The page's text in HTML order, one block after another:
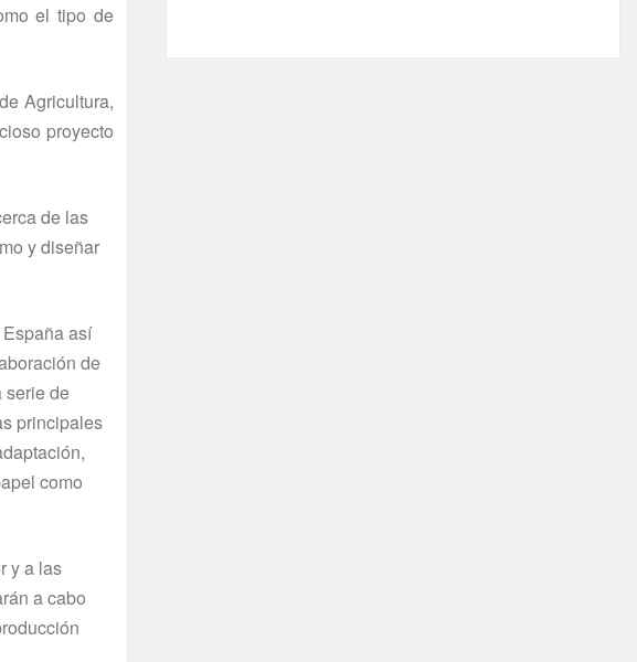
el tipo de
Agricultura,
proyecto
de las
y diseñar
así
de
serie de
principales
como
y a las
a cabo